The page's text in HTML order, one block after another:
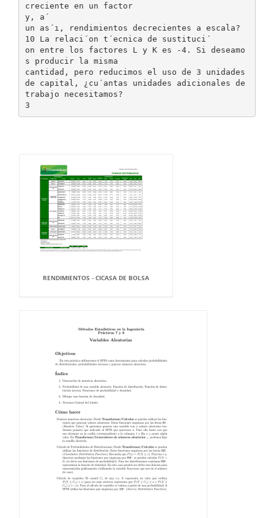
creciente en un factor
y, a´
un as´ı, rendimientos decrecientes a escala?
10 La relaci´on t´ecnica de sustituci´
on entre los factores L y K es -4. Si deseamo
s producir la misma
cantidad, pero reducimos el uso de 3 unidades
de capital, ¿cu´antas unidades adicionales de
trabajo necesitamos?
RENDIMIENTOS - CICASA DE BOLSA